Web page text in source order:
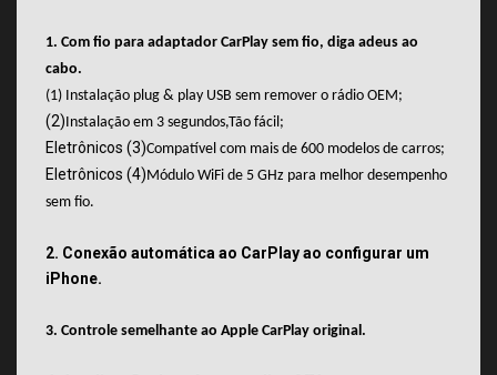
1. Com fio para adaptador CarPlay sem fio, diga adeus ao
cabo.
(1) Instalação plug & play USB sem remover o rádio OEM;
(2)Instalação em 3 segundos,Tão fácil;
Eletrônicos (3)Compatível com mais de 600 modelos de carros;
Eletrônicos (4)Módulo WiFi de 5 GHz para melhor desempenho
sem fio.
2. Conexão automática ao CarPlay ao configurar um
iPhone.
3. Controle semelhante ao Apple CarPlay original.